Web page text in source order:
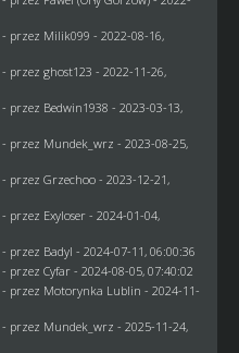
- przez Milik099 - 2022-08-16,
- przez ghost123 - 2022-11-26,
- przez Bedwin1938 - 2023-03-13,
- przez Mundek_wrz - 2023-08-25,
- przez Grzechoo- 2023-12-21,
- przez Exyloser- 2024-01-04,
- przez Badyl - 2024-07-11, 06:00:36
- przez Cyfar- 2024-08-05, 07:40:02
- przez Motorynka Lublin - 2024-11-
- przez Mundek_wrz - 2025-11-24,